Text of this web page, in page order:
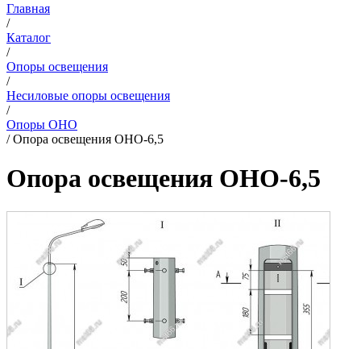
Главная
/
Каталог
/
Опоры освещения
/
Несиловые опоры освещения
/
Опоры ОНО
/Опора освещения ОНО-6,5
Опора освещения ОНО-6,5